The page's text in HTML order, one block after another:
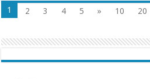
1 2 3 4 5 » 10 20